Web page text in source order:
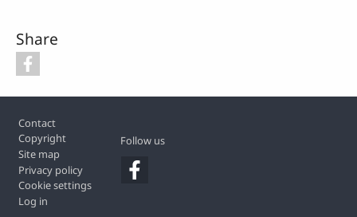
Share
Contact
Copyright
Site map
Privacy policy
Cookie settings
Log in
Follow us